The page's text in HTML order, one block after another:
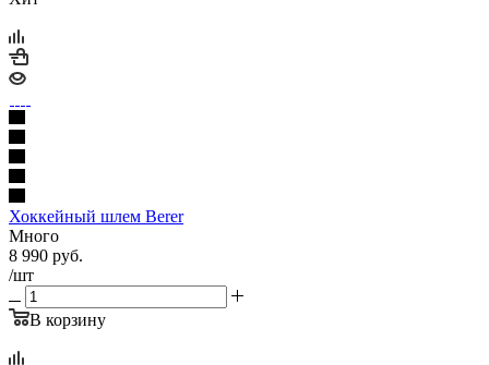
Хоккейный шлем Berer
Много
8 990 руб.
/шт
В корзину